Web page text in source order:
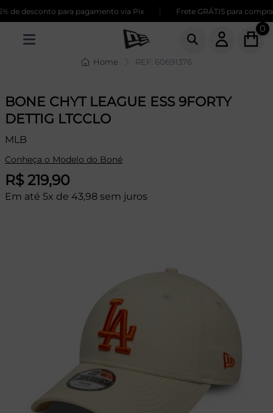
de desconto para pagamento via Pix Frete GRÁTIS para
0
Home REF: 60691376
BONE CHYT LEAGUE ESS 9FORTY
DETTIG LTCCLO
MLB
Conheça o Modelo do Boné
R$ 219,90
Em até 5x de 43,98 sem juros